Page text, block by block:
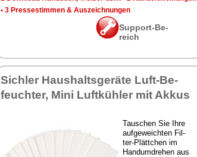
• 3 Pres­se­stim­men & Aus­zeich­nun­gen
Sup­port-Be­
reich
Sich­ler Haus­halts­ge­rä­te Luft-Be­
feuch­ter, Mi­ni Luft­küh­ler mit Ak­kus
Tau­schen Sie Ih­re
auf­ge­weich­ten Fil­
ter-Plätt­chen im
Hand­um­dre­hen aus